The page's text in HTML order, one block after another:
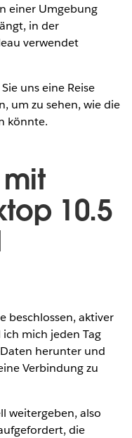
einer Umgebung
in der
verwendet
uns eine Reise
um zu sehen, wie die
könnte.
10.5
beschlossen, aktiver
mich jeden Tag
herunter und
Verbindung zu
weitergeben, also
die